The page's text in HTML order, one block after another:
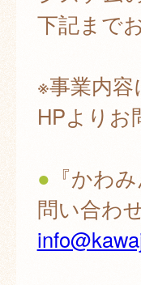
下記まで
※事業内
HPよりお
● 『かわ
問い合わ